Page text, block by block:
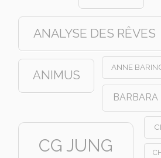
ANALYSE DES RÊVES
ANIMUS
ANNE
CG JUNG